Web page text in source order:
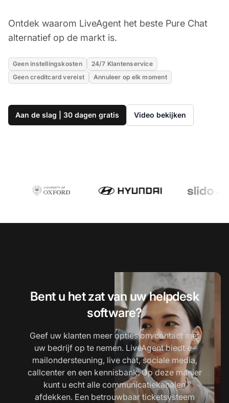
Ontdek waarom LiveAgent het beste Pure Chat
alternatief op de markt is.
Geen instellingskosten
24/7 Klantenservice
Geen creditcard vereist
Annuleer op elk moment
Aan de slag | 30 dagen gratis Video bekijken
Bent u het zat van uw helpdesk
software?
Geef uw klanten meer opties om contact met
uw bedrijf op te nemen. LiveAgent biedt e-
mailondersteuning, live chat, sociale media,
callcenter en een kennisbank. Op deze manier
kunt u echt alle communicatiekanalen
afdekken. Een betrouwbaar ticketsysteem